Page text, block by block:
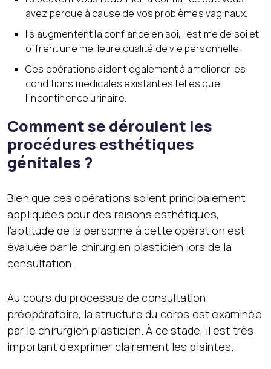
avez perdue à cause de vos problèmes vaginaux.
Ils augmentent la confiance en soi, l’estime de soi et
offrent une meilleure qualité de vie personnelle.
Ces opérations aident également à améliorer les
conditions médicales existantes telles que
l’incontinence urinaire.
Comment se déroulent les
procédures esthétiques
génitales ?
Bien que ces opérations soient principalement
appliquées pour des raisons esthétiques,
l’aptitude de la personne à cette opération est
évaluée par le chirurgien plasticien lors de la
consultation.
Au cours du processus de consultation
préopératoire, la structure du corps est examinée
par le chirurgien plasticien. À ce stade, il est très
important d’exprimer clairement les plaintes.